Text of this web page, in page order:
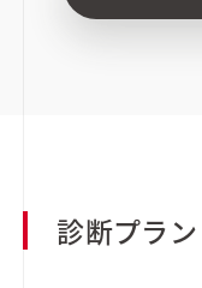
診断プラン